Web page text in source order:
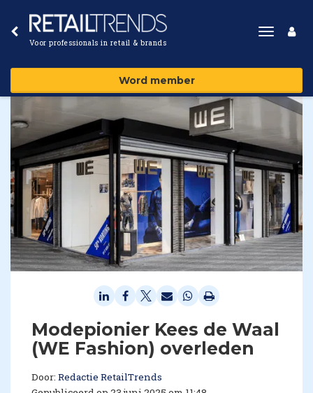
Voor professionals in retail & brands
Toggle
Word member
Modepionier Kees de Waal
(WE Fashion) overleden
Door: Redactie RetailTrends